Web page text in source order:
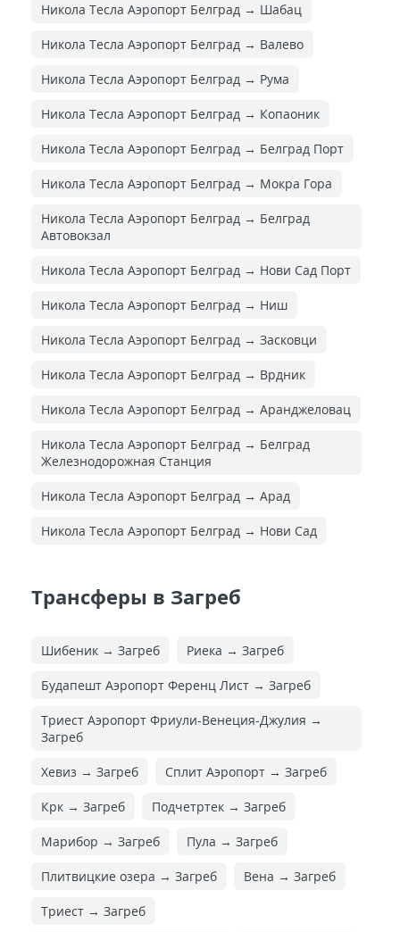
Никола Тесла Аэропорт Белград → Шабац
Никола Тесла Аэропорт Белград → Валево
Никола Тесла Аэропорт Белград → Рума
Никола Тесла Аэропорт Белград → Копаоник
Никола Тесла Аэропорт Белград → Белград Порт
Никола Тесла Аэропорт Белград → Мокра Гора
Никола Тесла Аэропорт Белград → Белград
Автовокзал
Никола Тесла Аэропорт Белград → Нови Сад Порт
Никола Тесла Аэропорт Белград → Ниш
Никола Тесла Аэропорт Белград → Засковци
Никола Тесла Аэропорт Белград → Врдник
Никола Тесла Аэропорт Белград → Аранджеловац
Никола Тесла Аэропорт Белград → Белград
Железнодорожная Cтанция
Никола Тесла Аэропорт Белград → Арад
Никола Тесла Аэропорт Белград → Нови Сад
Трансферы в Загреб
Шибеник → Загреб Риека → Загреб
Будапешт Аэропорт Ференц Лист → Загреб
Триест Аэропорт Фриули-Венеция-Джулия →
Загреб
Хевиз → Загреб Сплит Аэропорт → Загреб
Крк → Загреб Подчетртек → Загреб
Марибор → Загреб Пула → Загреб
Плитвицкие озера → Загреб Вена → Загреб
Триест → Загреб